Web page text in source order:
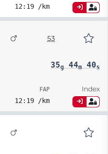
12:19 /km
53
35g44m40s
FAP
12:19 /km
Index